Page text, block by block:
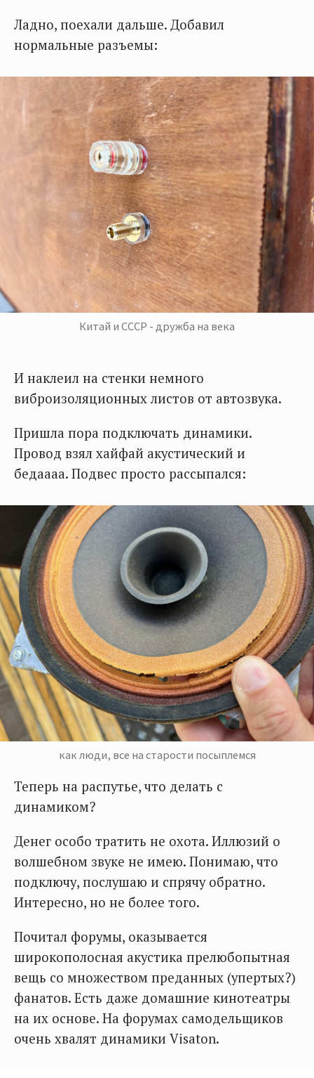
Ладно, поехали дальше. Добавил
нормальные разъемы:
Китай и СССР - дружба на века
И наклеил на стенки немного
виброизоляционных листов от автозвука.
Пришла пора подключать динамики.
Провод взял хайфай акустический и
бедаааа. Подвес просто рассыпался:
как люди, все на старости посыплемся
Теперь на распутье, что делать с
динамиком?
Денег особо тратить не охота. Иллюзий о
волшебном звуке не имею. Понимаю, что
подключу, послушаю и спрячу обратно.
Интересно, но не более того.
Почитал форумы, оказывается
широкополосная акустика прелюбопытная
вещь со множеством преданных (упертых?)
фанатов. Есть даже домашние кинотеатры
на их основе. На форумах самодельщиков
очень хвалят динамики Visaton.